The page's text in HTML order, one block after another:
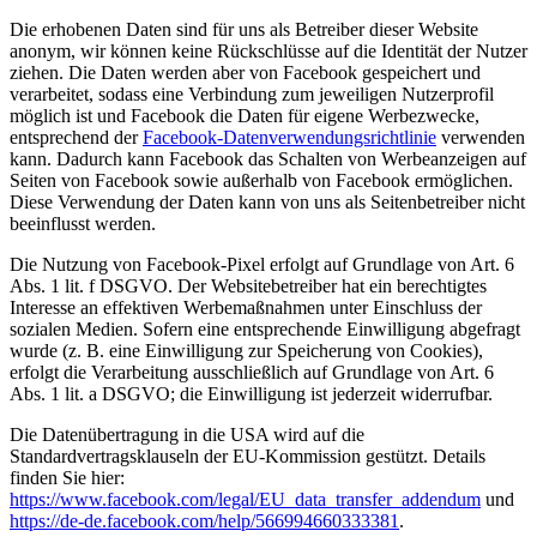
Die erhobenen Daten sind für uns als Betreiber dieser Website
anonym, wir können keine Rückschlüsse auf die Identität der Nutzer
ziehen. Die Daten werden aber von Facebook gespeichert und
verarbeitet, sodass eine Verbindung zum jeweiligen Nutzerprofil
möglich ist und Facebook die Daten für eigene Werbezwecke,
entsprechend derFacebook-Datenverwendungsrichtlinie verwenden
kann. Dadurch kann Facebook das Schalten von Werbeanzeigen auf
Seiten von Facebook sowie außerhalb von Facebook ermöglichen.
Diese Verwendung der Daten kann von uns als Seitenbetreiber nicht
beeinflusst werden.
Die Nutzung von Facebook-Pixel erfolgt auf Grundlage von Art. 6
Abs. 1 lit. f DSGVO. Der Websitebetreiber hat ein berechtigtes
Interesse an effektiven Werbemaßnahmen unter Einschluss der
sozialen Medien. Sofern eine entsprechende Einwilligung abgefragt
wurde (z. B. eine Einwilligung zur Speicherung von Cookies),
erfolgt die Verarbeitung ausschließlich auf Grundlage von Art. 6
Abs. 1 lit. a DSGVO; die Einwilligung ist jederzeit widerrufbar.
Die Datenübertragung in die USA wird auf die
Standardvertragsklauseln der EU-Kommission gestützt. Details
finden Sie hier:
https://www.facebook.com/legal/EU_data_transfer_addendum und
https://de-de.facebook.com/help/566994660333381 .